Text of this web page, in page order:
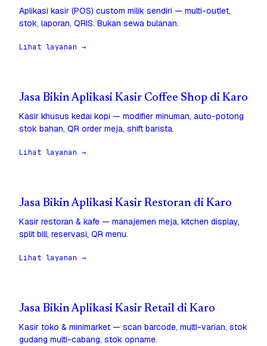
Aplikasi kasir (POS) custom milik sendiri — multi-outlet,
stok, laporan, QRIS. Bukan sewa bulanan.
Lihat layanan →
Jasa Bikin Aplikasi Kasir Coffee Shop di Karo
Kasir khusus kedai kopi — modifier minuman, auto-potong
stok bahan, QR order meja, shift barista.
Lihat layanan →
Jasa Bikin Aplikasi Kasir Restoran di Karo
Kasir restoran & kafe — manajemen meja, kitchen display,
split bill, reservasi, QR menu.
Lihat layanan →
Jasa Bikin Aplikasi Kasir Retail di Karo
Kasir toko & minimarket — scan barcode, multi-varian, stok
gudang multi-cabang, stok opname.